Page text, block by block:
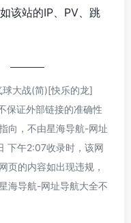
该站的IP、PV、跳
大战(简)[快乐的龙]
保证外部链接的准确性
向，不由星海导航-网址
下午2:07收录时，该网
页的内容如出现违规，
海导航-网址导航大全不